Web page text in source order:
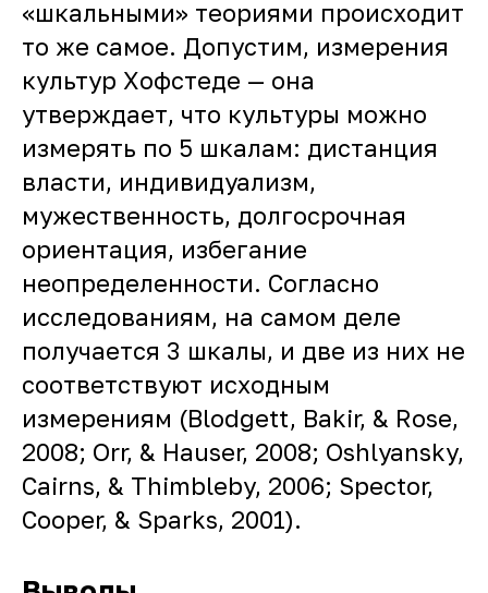
«шкальными» теориями происходит
то же самое. Допустим, измерения
культур Хофстеде — она
утверждает, что культуры можно
измерять по 5 шкалам: дистанция
власти, индивидуализм,
мужественность, долгосрочная
ориентация, избегание
неопределенности. Согласно
исследованиям, на самом деле
получается 3 шкалы, и две из них не
соответствуют исходным
измерениям (Blodgett, Bakir, & Rose,
2008; Orr, & Hauser, 2008; Oshlyansky,
Cairns, & Thimbleby, 2006; Spector,
Cooper, & Sparks, 2001).